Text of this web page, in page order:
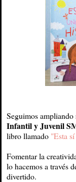
Seguimos ampliando
Infantil y Juvenil
libro llamado "Esta
Fomentar la
lo hacemos a través
divertido.